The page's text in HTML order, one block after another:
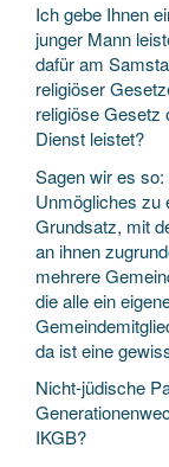
Ich gebe Ihnen
junger Mann
dafür am
religiöser
religiöse Gesetz
Dienst leistet?
Sagen wir es
Unmögliches zu
Grundsatz, mit
an ihnen
mehrere
die alle ein
da ist eine
Nicht-jüdische
IKGB?